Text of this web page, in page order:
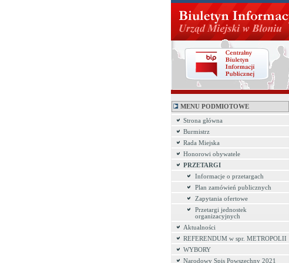
MENU PODMIOTOWE
Strona główna
Burmistrz
Rada Miejska
Honorowi obywatele
PRZETARGI
Informacje o przetargach
Plan zamówień publicznych
Zapytania ofertowe
Przetargi jednostek
organizacyjnych
Aktualności
REFERENDUM w spr. METROPOLII
WYBORY
Narodowy Spis Powszechny 2021